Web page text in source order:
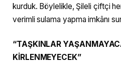
kurduk. Böylelikle, Şileli çiftçi
verimli sulama yapma imkânı
“TAŞKINLAR
KİRLENMEYECEK”